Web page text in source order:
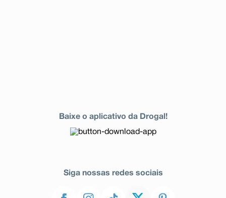
Baixe o aplicativo da Drogal!
Siga nossas redes sociais